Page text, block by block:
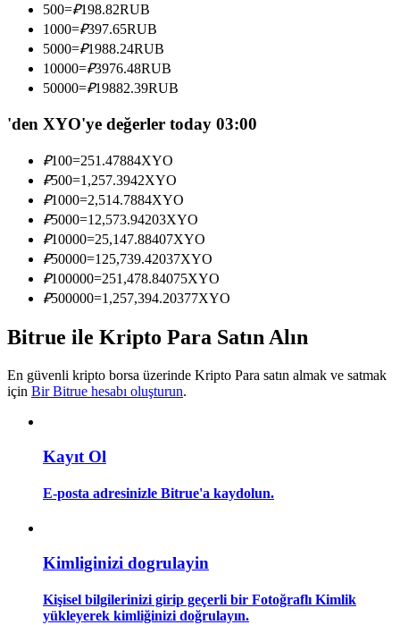
Kopya Tüccarı Olun
Kâr paylaşımı ve kopya ticaret komisyonlarının tadını çıkarın
Bilgi
Ticaret bilgileri vb. dahil olmak üzere büyük veri analizi.
500=₽198.82RUB
1000=₽397.65RUB
5000=₽1988.24RUB
10000=₽3976.48RUB
50000=₽19882.39RUB
'den XYO'ye değerler today 03:00
₽100=251.47884XYO
₽500=1,257.3942XYO
₽1000=2,514.7884XYO
₽5000=12,573.94203XYO
₽10000=25,147.88407XYO
₽50000=125,739.42037XYO
₽100000=251,478.84075XYO
₽500000=1,257,394.20377XYO
Bitrue ile Kripto Para Satın Alın
En güvenli kripto borsa üzerinde Kripto Para satın almak ve satmak
için Bir Bitrue hesabı oluşturun.
Kayıt Ol
E-posta adresinizle Bitrue'a kaydolun.
Kimliginizi dogrulayin
Kişisel bilgilerinizi girip geçerli bir Fotoğraflı Kimlik
yükleyerek kimliğinizi doğrulayın.